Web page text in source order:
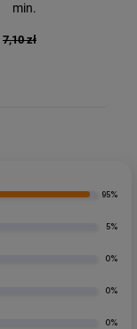
min.
7,10 zł
95%
5%
0%
0%
0%